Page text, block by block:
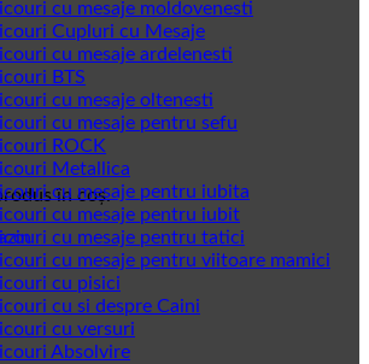
în coș.
cu mesaje moldovenesti
Cupluri cu Mesaje
cu mesaje ardelenesti
BTS
cu mesaje oltenesti
cu mesaje pentru sefu
ROCK
Metallica
cu mesaje pentru iubita
cu mesaje pentru iubit
cu mesaje pentru tatici
cu mesaje pentru viitoare mamici
cu pisici
cu si despre Caini
cu versuri
Absolvire